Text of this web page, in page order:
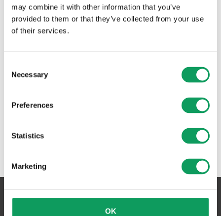
may combine it with other information that you’ve
provided to them or that they’ve collected from your use
of their services.
Selection
Necessary
Preferences
Statistics
Marketing
OK
Asfaltbolaget Sverige AB